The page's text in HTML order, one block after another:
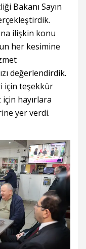
Bakanı Sayın
ilişkin konu
her kesimine
değerlendirdik.
için teşekkür
hayırlara
yer verdi.